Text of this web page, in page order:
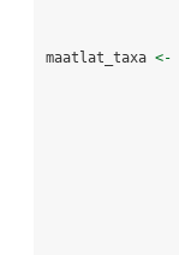
maatlat_taxa <-